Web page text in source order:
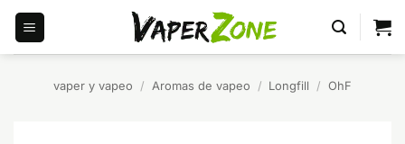
Saltar
contenido
vaper y vapeo / Aromas de vapeo / Longfill / OhF